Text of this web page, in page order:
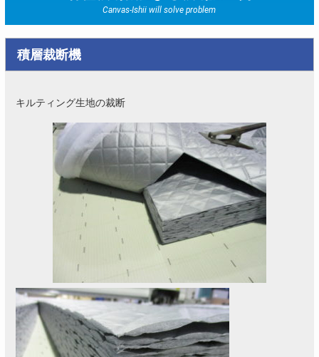
Canvas-Ishii will solve problem
積層裁断機
キルティング生地の裁断